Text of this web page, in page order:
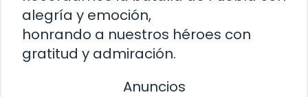
alegría y emoción,
honrando a nuestros héroes con
gratitud y admiración.
Anuncios